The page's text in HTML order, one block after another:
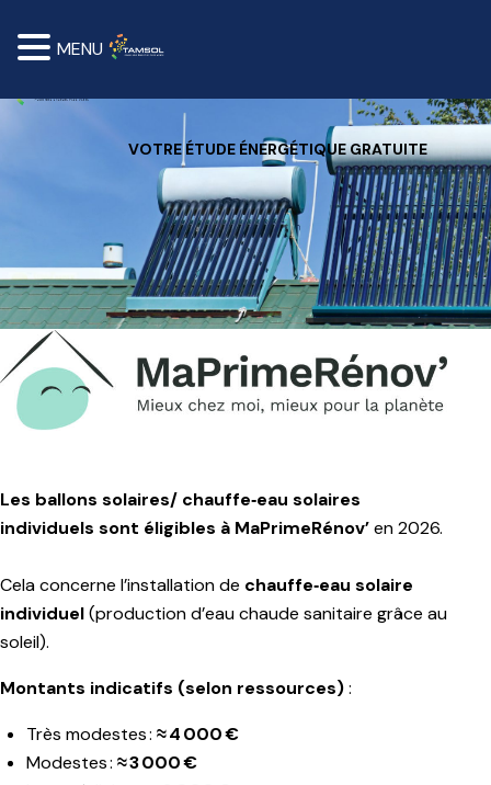
VOTRE ÉTUDE ÉNERGÉTIQUE GRATUITE
Les ballons solaires/ chauffe‑eau solaires
individuels sont éligibles à MaPrimeRénov’en 2026.
Cela concerne l’installation de chauffe‑eau solaire
individuel(production d’eau chaude sanitaire grâce au
soleil).
Montants indicatifs (selon ressources):
Très modestes : ≈ 4 000 €
Modestes : ≈ 3 000 €
MENU